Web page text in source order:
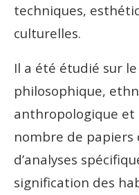
techniques,
culturelles.
Il a été étudié sur
philosophique,
anthropologique et
nombre de papiers
d’analyses
signification des